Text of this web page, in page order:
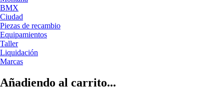
BMX
Ciudad
Piezas de recambio
Equipamientos
Taller
Liquidación
Marcas
Añadiendo al carrito...